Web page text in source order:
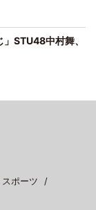
STU48中村舞、
スポーツ